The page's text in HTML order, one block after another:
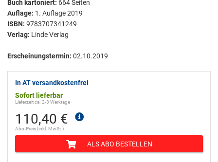
Buch kartoniert: 664Seiten
Auflage: 1. Auflage 2019
ISBN: 9783707341249
Verlag: Linde Verlag
Erscheinungstermin: 02.10.2019
In AT versandkostenfrei
Sofort lieferbar
Lieferzeit ca. 2-3 Werktage
110,40 €
Abo-Preis (inkl. MwSt.)
ALS ABO BESTELLEN